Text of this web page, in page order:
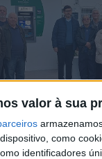
valor à sua
como
identificadores
André das